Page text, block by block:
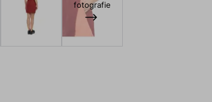
fotografie